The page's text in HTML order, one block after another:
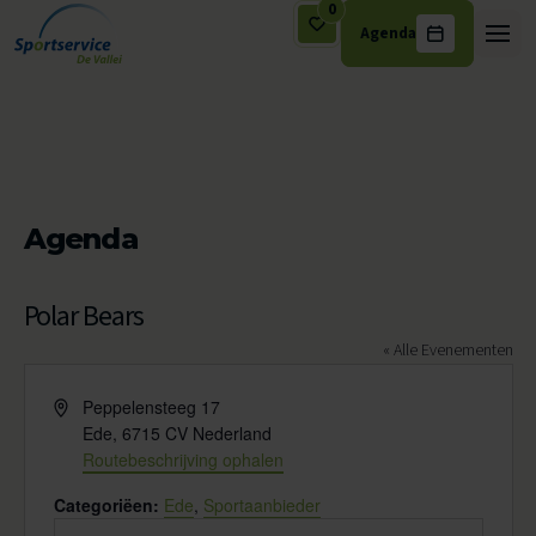
Ga naar de inhoud
0
Agenda
Agenda
Polar Bears
« Alle Evenementen
AdresPeppelensteeg 17
Ede, 6715 CV Nederland
Routebeschrijving ophalen
Categoriëen: Ede, Sportaanbieder